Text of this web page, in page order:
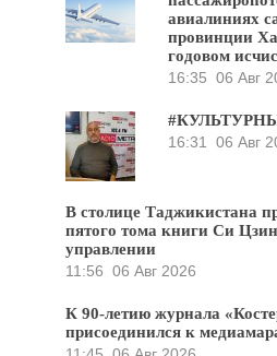
авиалиниях
провинции
годовом
16:35 06 Авг
16:31
06 Авг
В столице Таджикистана
пятого тома книги Си
управлении
11:56 06 Авг 2026
К 90-летию журнала
присоединился к